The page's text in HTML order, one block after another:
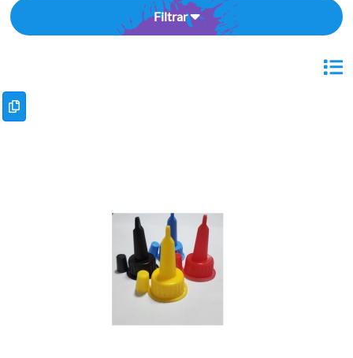
Filtrar